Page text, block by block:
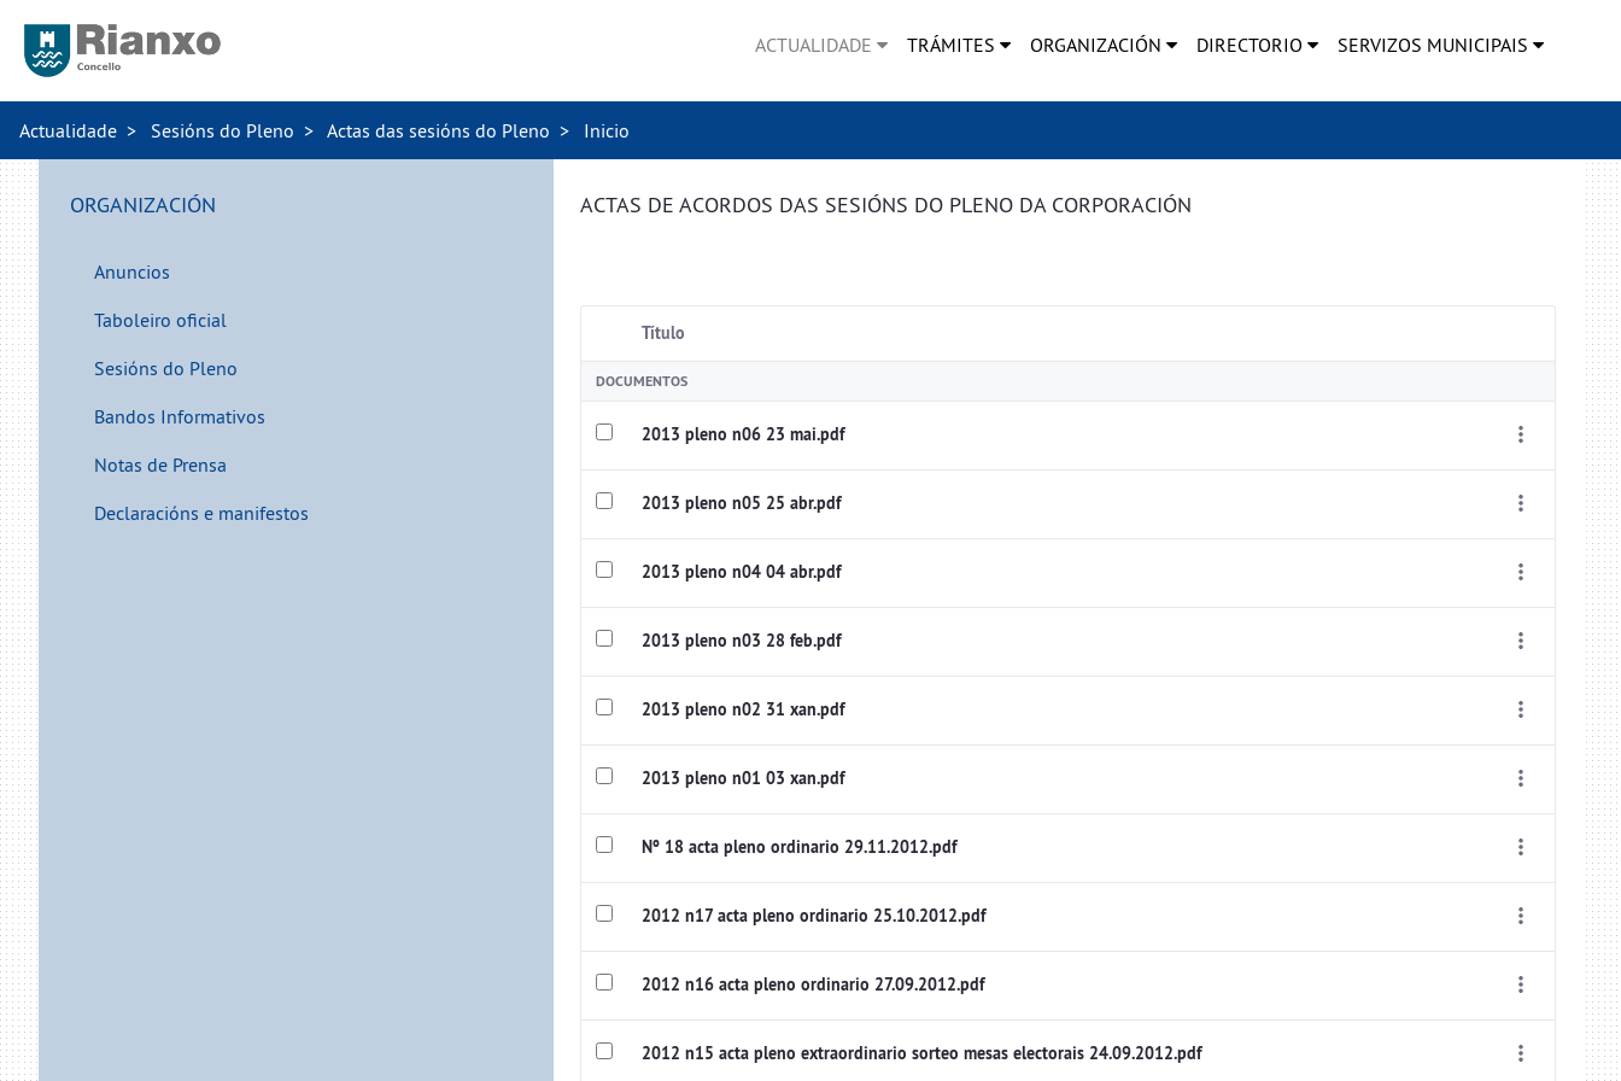
ACTUALIDADE TRÁMITES ORGANIZACIÓN DIRECTORIO SERVIZOS MUNICIPAIS
Actualidade Sesións do Pleno Actas das sesións do Pleno Inicio
ORGANIZACIÓN
Anuncios
Taboleiro oficial
Sesións do Pleno
Bandos Informativos
Notas de Prensa
Declaracións e manifestos
ACTAS DE ACORDOS DAS SESIÓNS DO PLENO DA CORPORACIÓN
Título
DOCUMENTOS
2013 pleno n06 23 mai.pdf
2013 pleno n05 25 abr.pdf
2013 pleno n04 04 abr.pdf
2013 pleno n03 28 feb.pdf
2013 pleno n02 31 xan.pdf
2013 pleno n01 03 xan.pdf
Nº 18 acta pleno ordinario 29.11.2012.pdf
2012 n17 acta pleno ordinario 25.10.2012.pdf
2012 n16 acta pleno ordinario 27.09.2012.pdf
2012 n15 acta pleno extraordinario sorteo mesas electorais 24.09.2012.pdf